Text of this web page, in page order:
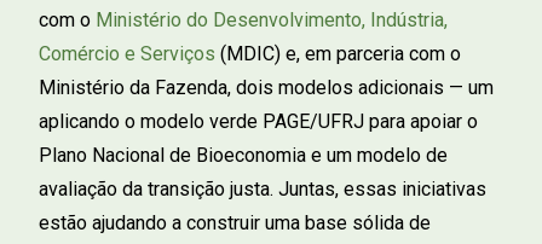
com o Ministério do Desenvolvimento, Indústria,
Comércio e Serviços (MDIC) e, em parceria com o
Ministério da Fazenda, dois modelos adicionais — um
aplicando o modelo verde PAGE/UFRJ para apoiar o
Plano Nacional de Bioeconomia e um modelo de
avaliação da transição justa. Juntas, essas iniciativas
estão ajudando a construir uma base sólida de